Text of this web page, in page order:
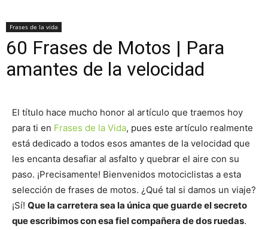
Frases de la vida
60 Frases de Motos | Para
amantes de la velocidad
El título hace mucho honor al artículo que traemos hoy
para ti en Frases de la Vida, pues este artículo realmente
está dedicado a todos esos amantes de la velocidad que
les encanta desafiar al asfalto y quebrar el aire con su
paso. ¡Precisamente! Bienvenidos motociclistas a esta
selección de frases de motos. ¿Qué tal si damos un viaje?
¡Sí! Que la carretera sea la única que guarde el secreto
que escribimos con esa fiel compañera de dos ruedas.